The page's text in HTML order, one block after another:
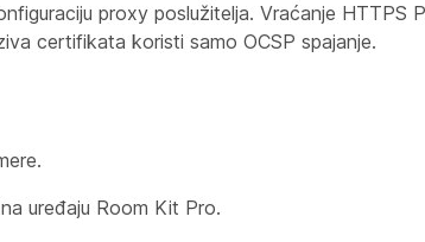
proxy poslužitelja. Vraćanje HTTPS
certifikata koristi samo OCSP spajanje.
uređaju Room Kit Pro.